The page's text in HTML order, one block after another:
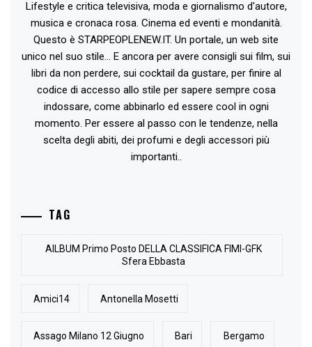
Lifestyle e critica televisiva, moda e giornalismo d'autore,
musica e cronaca rosa. Cinema ed eventi e mondanità.
Questo è STARPEOPLENEW.IT. Un portale, un web site
unico nel suo stile... E ancora per avere consigli sui film, sui
libri da non perdere, sui cocktail da gustare, per finire al
codice di accesso allo stile per sapere sempre cosa
indossare, come abbinarlo ed essere cool in ogni
momento. Per essere al passo con le tendenze, nella
scelta degli abiti, dei profumi e degli accessori più
importanti..
TAG
AlLBUM Primo Posto DELLA CLASSIFICA FIMI-GFK
Sfera Ebbasta
Amici14 Antonella Mosetti
Assago Milano 12 Giugno Bari Bergamo